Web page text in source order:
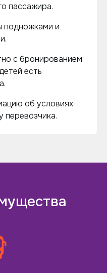
пассажира.
подножками и
с бронированием
есть
об условиях
перевозчика.